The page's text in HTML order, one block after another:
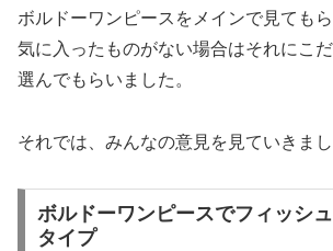
ボルドーワンピースをメインで見ても
気に入ったものがない場合はそれにこ
選んでもらいました。
それでは、みんなの意見を見ていきまし
ボルドーワンピースでフィッシ
タイプ